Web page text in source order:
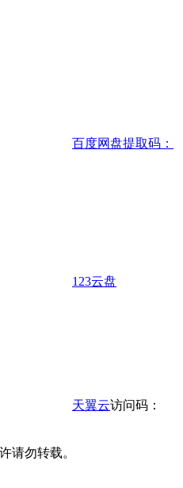
百度网盘提取码：
123云盘
天翼云访问码：
请勿转载。